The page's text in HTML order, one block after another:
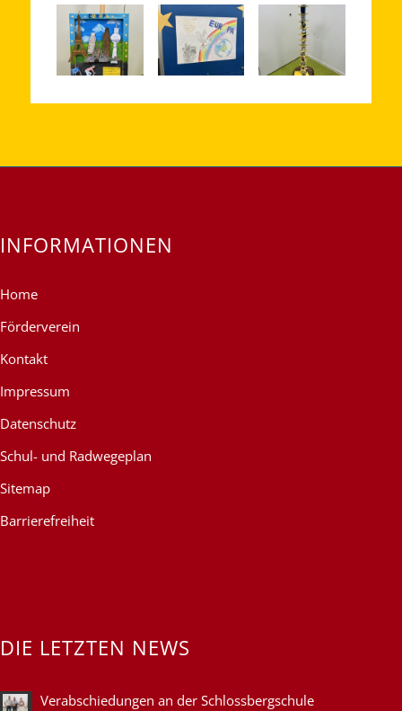
INFORMATIONEN
Home
Förderverein
Kontakt
Impressum
Datenschutz
Schul- und Radwegeplan
Sitemap
Barrierefreiheit
DIE LETZTEN NEWS
Verabschiedungen an der Schlossbergschule